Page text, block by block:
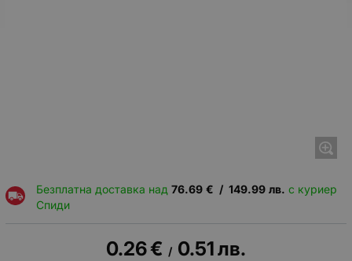
Безплатна доставка над 76.69 € / 149.99 лв. с куриер
Спиди
0.26€ / 0.51лв.